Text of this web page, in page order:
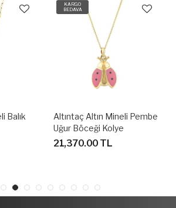
Balık
KARGO
BEDAVA
Altıntaç Altın Mineli Pembe
Uğur Böceği Kolye
KL2536C
21,370.00 TL